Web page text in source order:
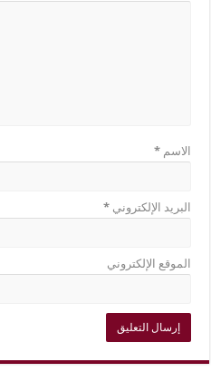
الاسم*
البريد الإلكتروني*
الموقع الإلكتروني